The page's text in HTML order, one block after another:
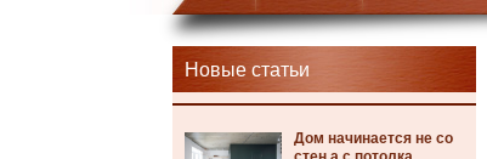
Новые статьи
Дом начинается не со